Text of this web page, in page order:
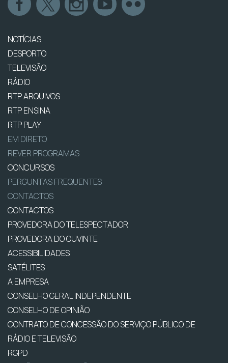
NOTÍCIAS
DESPORTO
TELEVISÃO
RÁDIO
RTP ARQUIVOS
RTP ENSINA
RTP PLAY
EM DIRETO
REVER PROGRAMAS
CONCURSOS
PERGUNTAS FREQUENTES
CONTACTOS
CONTACTOS
PROVEDORA DO TELESPECTADOR
PROVEDORA DO OUVINTE
ACESSIBILIDADES
SATÉLITES
A EMPRESA
CONSELHO GERAL INDEPENDENTE
CONSELHO DE OPINIÃO
CONTRATO DE CONCESSÃO DO SERVIÇO PÚBLICO DE
RÁDIO E TELEVISÃO
RGPD